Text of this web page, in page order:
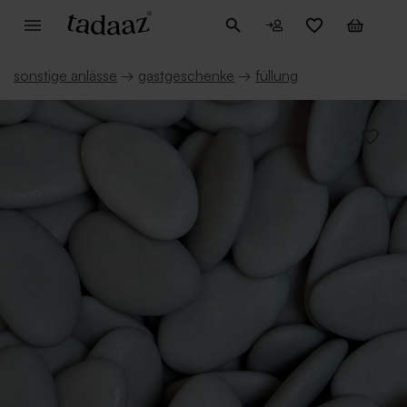
sonstige anlässe → gastgeschenke → füllung